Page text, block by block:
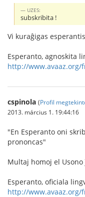
UZES:
subskribita !
Vi kuraĝigas
Esperanto, agnoskita
http://www.avaaz.org/
cspinola (Profil
2013. március 1. 19:44:16
"En Esperanto oni
prononcas"
Multaj homoj el
Esperanto, oficiala
http://www.avaaz.org/